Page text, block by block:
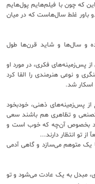
که چون با فیلم‌هایم پول‌هایم
باور غلط سال‌هاست که در میان
و سال‌ها و شاید قرن‌ها طول
پس‌زمینه‌های فکری، در مورد او
و نوعی هنرمندی را القا کرد
اسکار شد.
پس‌زمینه‌های ذهنی، خودبخود
تصنعی و تظاهری هم باشند سعی
بخصوص آن‌چه که خوب است و
تو انتظار دارند...
یک متوهم می‌سازد و گاهی آدمی
مبدل به یک عادت می‌شود و تو